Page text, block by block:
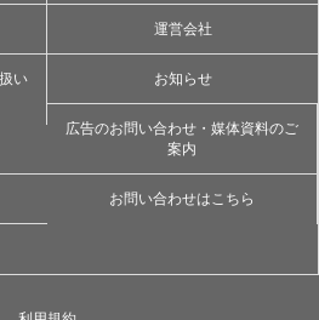
運営会社
い
お知らせ
広告のお問い合わせ・媒体資料のご
案内
お問い合わせはこちら